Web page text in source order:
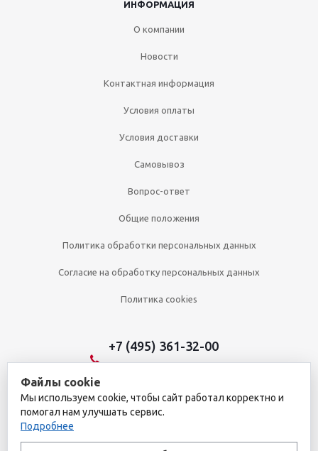
ИНФОРМАЦИЯ
О компании
Новости
Контактная информация
Условия оплаты
Условия доставки
Самовывоз
Вопрос-ответ
Общие положения
Политика обработки персональных данных
Согласие на обработку персональных данных
Политика cookies
+7 (495) 361-32-00
2026 © Уникальный интернет-магазин
Файлы cookie
Мы используем cookie, чтобы сайт работал корректно и
помогал нам улучшать сервис.
Подробнее